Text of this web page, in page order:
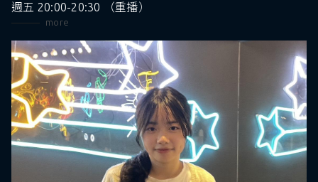
週五 20:00-20:30 （重播）
more